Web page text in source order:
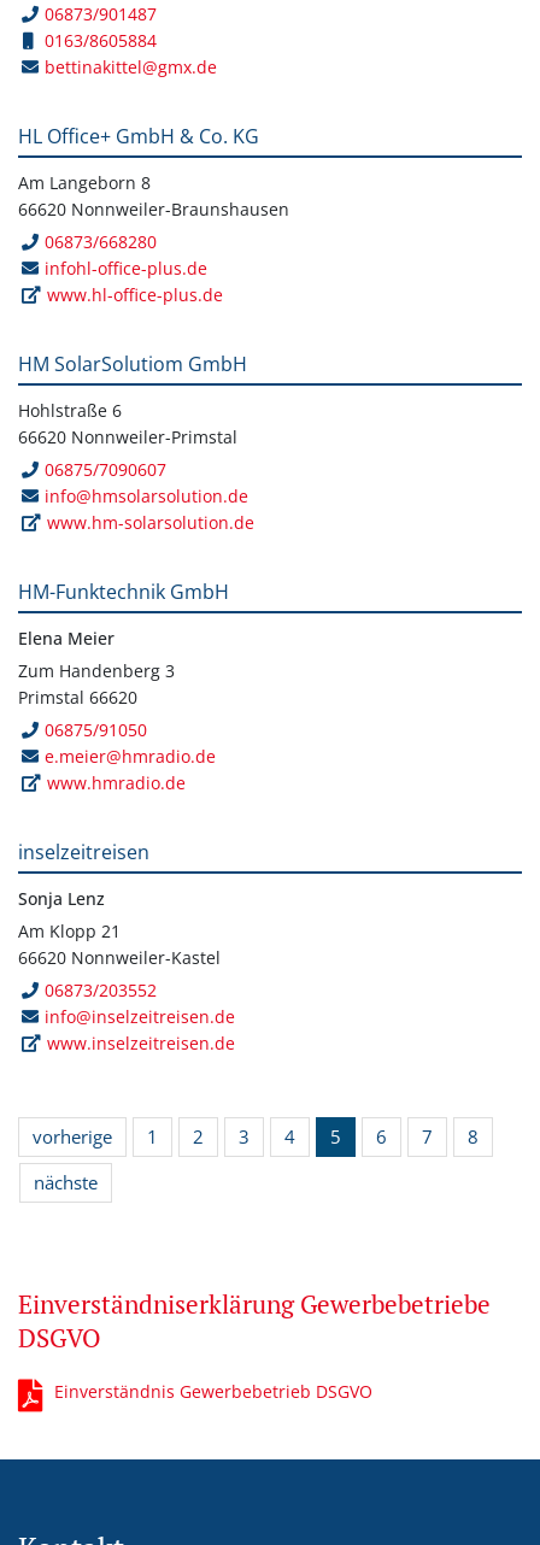
06873/901487
0163/8605884
bettinakittel@gmx.de
HL Office+ GmbH & Co. KG
Am Langeborn 8
66620 Nonnweiler-Braunshausen
06873/668280
infohl-office-plus.de
www.hl-office-plus.de
HM SolarSolutiom GmbH
Hohlstraße 6
66620 Nonnweiler-Primstal
06875/7090607
info@hmsolarsolution.de
www.hm-solarsolution.de
HM-Funktechnik GmbH
Elena Meier
Zum Handenberg 3
Primstal 66620
06875/91050
e.meier@hmradio.de
www.hmradio.de
inselzeitreisen
Sonja Lenz
Am Klopp 21
66620 Nonnweiler-Kastel
06873/203552
info@inselzeitreisen.de
www.inselzeitreisen.de
vorherige 1 2 3 4 5 6 7
8
nächste
Einverständniserklärung Gewerbebetriebe
DSGVO
Einverständnis Gewerbebetrieb DSGVO